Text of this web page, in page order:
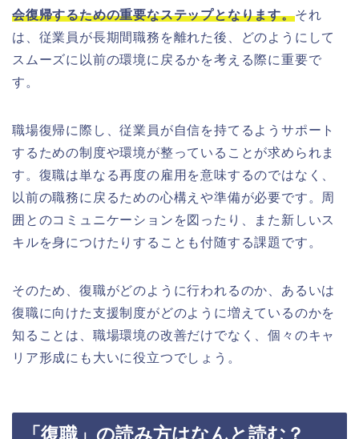
会復帰するための重要なステップとなります。それ
は、従業員が長期間職務を離れた後、どのようにして
スムーズに以前の環境に戻るかを考える際に重要で
す。
職場復帰に際し、従業員が自信を持てるようサポート
するための制度や環境が整っていることが求められま
す。復職は単なる再度の雇用を意味するのではなく、
以前の職務に戻るための心構えや準備が必要です。周
囲とのコミュニケーションを図ったり、また新しいス
キルを身につけたりすることも付随する課題です。
そのため、復職がどのように行われるのか、あるいは
復職に向けた支援制度がどのように増えているのかを
知ることは、職場環境の改善だけでなく、個々のキャ
リア形成にも大いに役立つでしょう。
「復職」の読み方はなんと読む？